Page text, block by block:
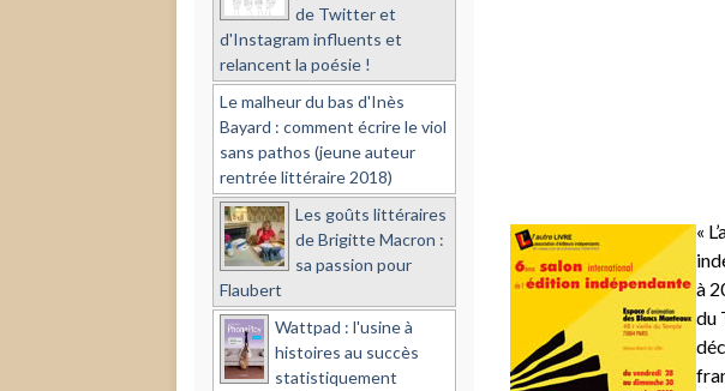
«
à
du
de Twitter et
d'Instagram influents et
relancent la poésie !
Le malheur du bas d'Inès
Bayard : comment écrire le viol
sans pathos (jeune auteur
rentrée littéraire 2018)
Les goûts littéraires
de Brigitte Macron :
sa passion pour
Flaubert
Wattpad : l'usine à
histoires au succès
statistiquement